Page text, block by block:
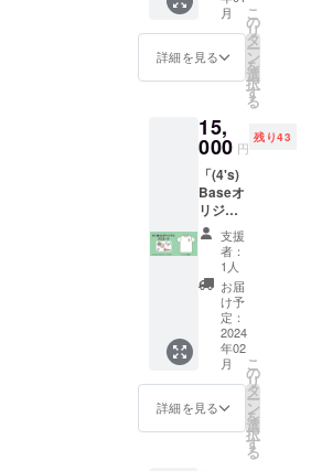
の提示
をお願
す。 有
効期限
年12月
31日ま
でで
す。
「ホッ
トサン
ムー
ジー」
ませ
ん。 来
店時ポ
スト
カード
の提示
をお願
いしま
す。 有
効期限
は2024
年12月
31日ま
でで
す。
トにな
りま
細 ①感
謝の気
（絢翔
または
慎）が
直筆で
ポスト
カード
に書き
お送り
致しま
す。
②③郵
送又は
キッチ
ンカー
受け取
て、上
記手作
作り
ティラ
ミス」
交換券
ちを代
表者
（絢翔
または
慎）が
直筆で
ポスト
カード
に書き
お送り
致しま
す。
②③④
ポスト
カード
キッチ
ンカー
スト
カード
②手作
ドde
コース
ター」×
２ キャ
ンプ・
防災時
に役立
つ！お
しゃれ
なパラ
コード
のコー
スター
になり
ます。
③手作
りグッ
方、よ
ろしく
お願い
しま
す。 ①
メッ
セージ
入りポ
スト
カード
詳細 ①
感謝の
気持ち
を絢翔
と慎が
直筆で
ポスト
カード
に書き
お送り
致しま
す。
月
詳細を見る
こ
の
リ
タ
ー
ン
を
選
択
す
る
15,
000 円
残り43
「(4's)
Baseオ
リジナ
ル・ソ
ロコー
ス」
(4’s)Ba
seオリ
ジナルT
シャツ
を着
て、応
援した
い！と
いう
方、よ
支援
者：
1人
お届
け予
定：
2024
年02
月
詳細を見る
こ
の
リ
タ
ー
ン
を
選
択
す
る